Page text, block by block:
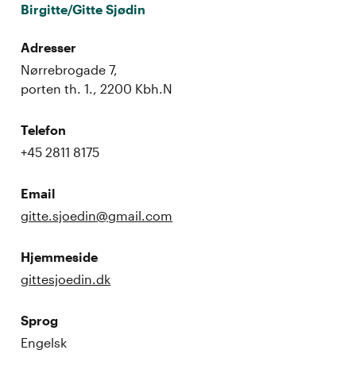
Birgitte/Gitte Sjødin
Adresser
Nørrebrogade 7,
porten th. 1., 2200 Kbh.N
Telefon
+45 2811 8175
Email
gitte.sjoedin@gmail.com
Hjemmeside
gittesjoedin.dk
Sprog
Engelsk